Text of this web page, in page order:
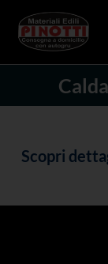
content
Scopri